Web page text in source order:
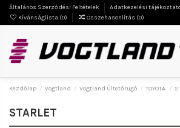
Általános Szerződési Feltételek Adatkezelési
Kívánságlista (0) Összehasonlítás (0)
Kezdőlap Vogtland Vogtland Ültetőrugó TOYOTA
STARLET